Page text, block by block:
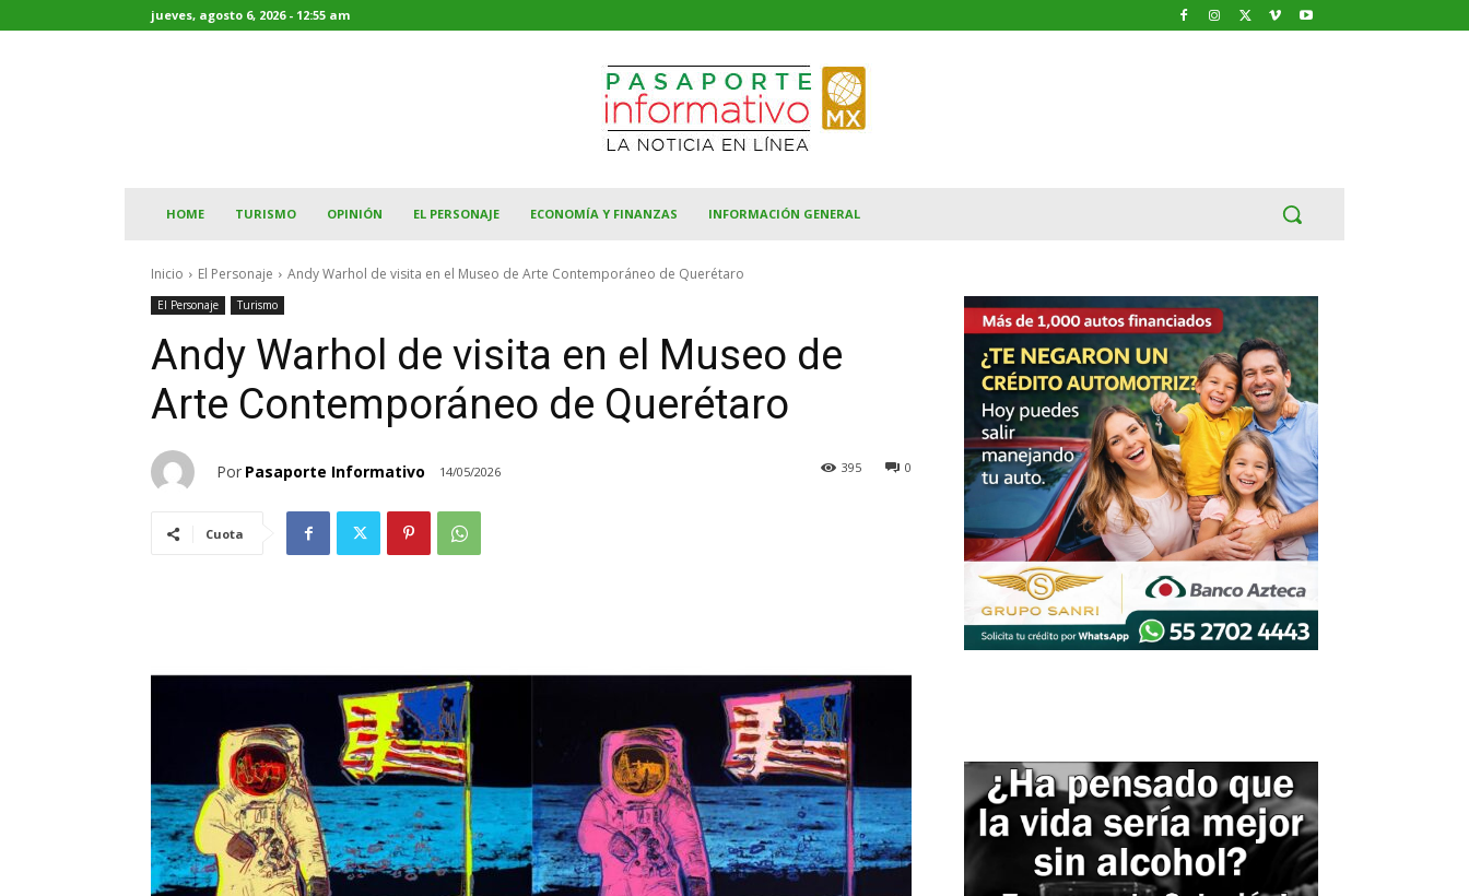
jueves, agosto 6, 2026 - 12:55 am
HOME TURISMO OPINIÓN EL PERSONAJE ECONOMÍA Y FINANZAS INFORMACIÓN GENERAL
Inicio El Personaje Andy Warhol de visita en el Museo de Arte Contemporáneo de Querétaro
El Personaje Turismo
Andy Warhol de visita en el Museo de
Arte Contemporáneo de Querétaro
Por Pasaporte Informativo 14/05/2026 0
395
Cuota